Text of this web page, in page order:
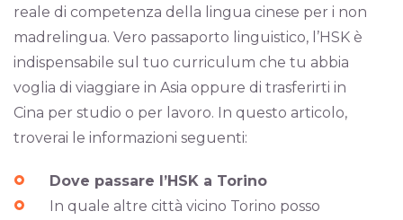
reale di competenza della lingua cinese per i non
madrelingua. Vero passaporto linguistico, l’HSK è
indispensabile sul tuo curriculum che tu abbia
voglia di viaggiare in Asia oppure di trasferirti in
Cina per studio o per lavoro. In questo articolo,
troverai le informazioni seguenti:
Dove passare l’HSK a Torino
In quale altre città vicino Torino posso